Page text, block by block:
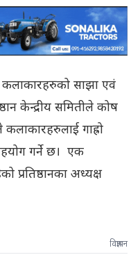
साझा एवं
केन्द्रीय समितीले कोष
गाह्रो
गर्ने छ। एक
प्रतिष्ठानका अध्यक्ष
विज्ञापन